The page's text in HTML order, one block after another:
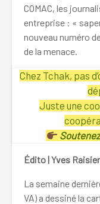
COMAC, les
entreprise : «
nouveau numéro
de la menace.
Chez Tchak, pas
Juste une
Édito | Yves
La semaine
VA) a dessiné la